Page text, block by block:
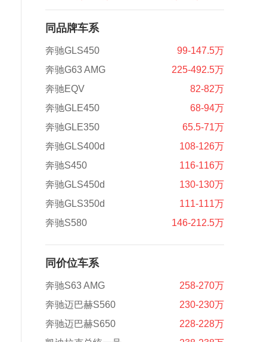
同品牌车系
奔驰GLS450
99-147.5万
奔驰G63 AMG
225-492.5万
奔驰EQV
82-82万
奔驰GLE450
68-94万
奔驰GLE350
65.5-71万
奔驰GLS400d
108-126万
奔驰S450
116-116万
奔驰GLS450d
130-130万
奔驰GLS350d
111-111万
奔驰S580
146-212.5万
同价位车系
奔驰S63 AMG
258-270万
奔驰迈巴赫S560
230-230万
奔驰迈巴赫S650
228-228万